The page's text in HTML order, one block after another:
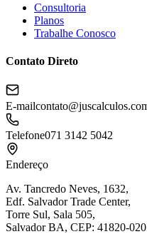
Consultoria
Planos
Trabalhe Conosco
Contato Direto
E-mail
Telefone071 3142 5042
Endereço
Av. Tancredo Neves, 1632,
Edf. Salvador Trade Center,
Torre Sul, Sala 505,
Salvador BA, CEP: 41820-020